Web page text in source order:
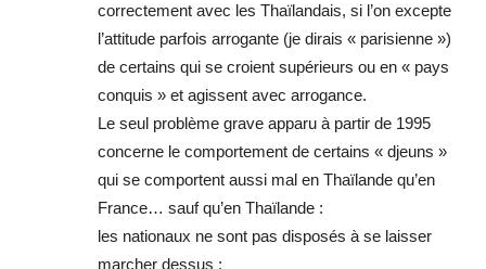
correctement avec les Thaïlandais, si l’on excepte
l’attitude parfois arrogante (je dirais « parisienne »)
de certains qui se croient supérieurs ou en « pays
conquis » et agissent avec arrogance.
Le seul problème grave apparu à partir de 1995
concerne le comportement de certains « djeuns »
qui se comportent aussi mal en Thaïlande qu’en
France… sauf qu’en Thaïlande :
les nationaux ne sont pas disposés à se laisser
marcher dessus ;